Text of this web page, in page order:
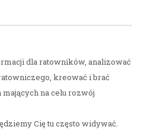
dla ratowników, analizować
kreować i brać
mających na celu rozwój
Cię tu często widywać.